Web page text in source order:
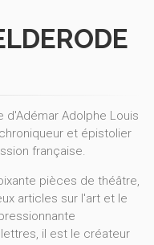
d'Adémar Adolphe Louis
et épistolier
française.
pièces de théâtre,
articles sur l'art et le
il est le créateur